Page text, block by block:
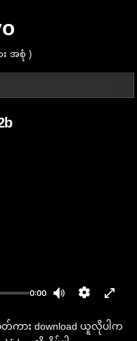
း အစုံ )
0:00
တ်ကား download ယူလိုပါက